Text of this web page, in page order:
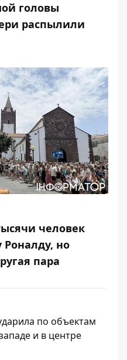
головы
распылили
человек
но
пара
по объектам
и в центре